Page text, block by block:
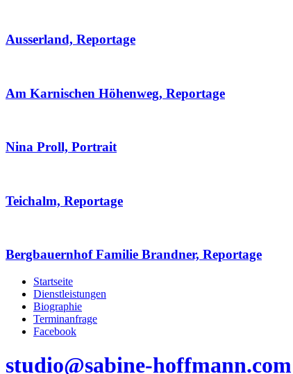
Ausserland, Reportage
Am Karnischen Höhenweg, Reportage
Nina Proll, Portrait
Teichalm, Reportage
Bergbauernhof Familie Brandner, Reportage
Startseite
Dienstleistungen
Biographie
Terminanfrage
Facebook
studio@sabine-hoffmann.com